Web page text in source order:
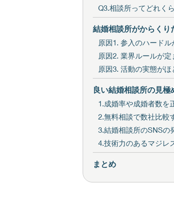
Q3.相談所ってどれく
結婚相談所がからくり
原因1. 参入のハード
原因2. 業界ルールが
原因3. 活動の実態が
良い結婚相談所の見極
1.成婚率や成婚者数を
2.無料相談で数社比較
3.結婚相談所のSNSの
4.技術力のあるマジレ
まとめ